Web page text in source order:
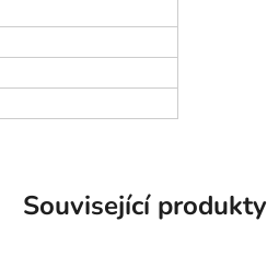
Související produkty